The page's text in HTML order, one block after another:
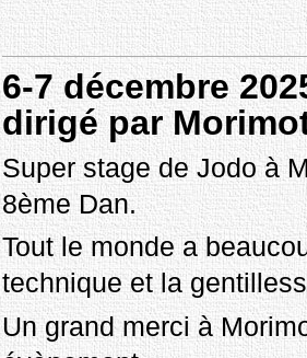
6-7 décembre
dirigé par
Super stage de Jodo à
8ème Dan.
Tout le monde a
technique et la
Un grand merci à